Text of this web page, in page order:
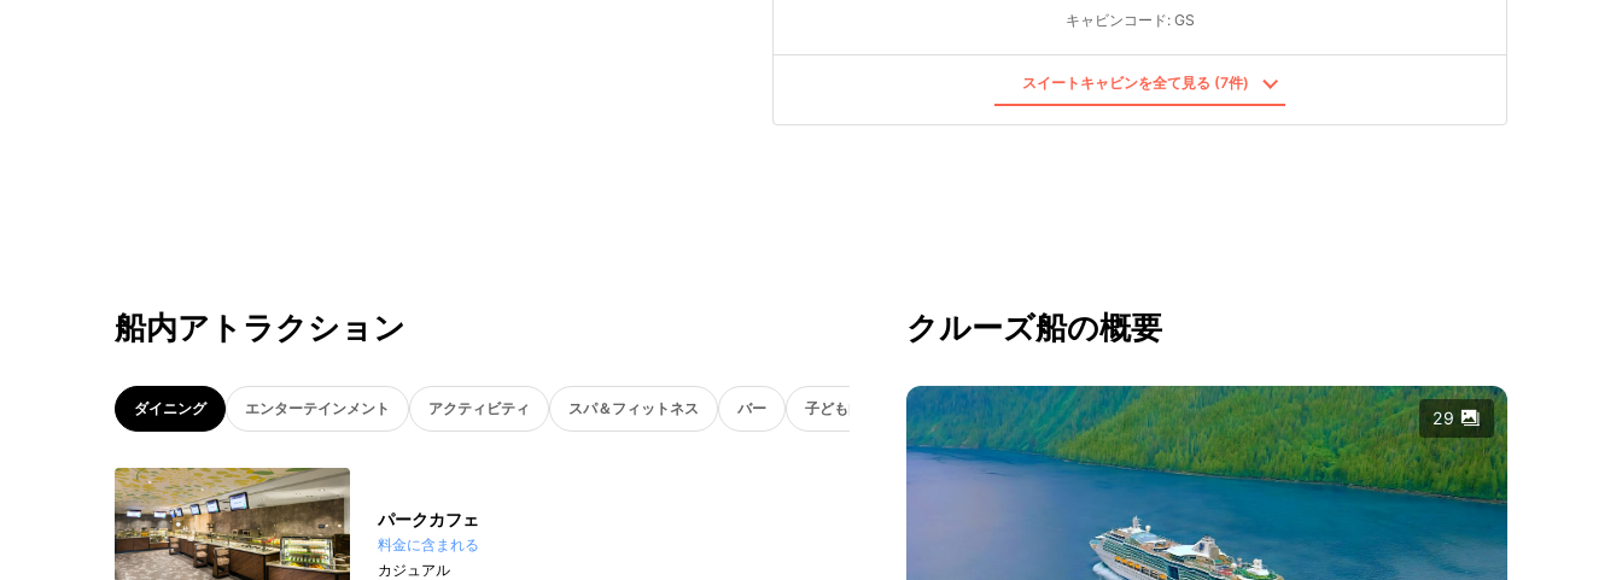
キャビンコード: GS
スイートキャビンを全て見る (7件)
船内アトラクション
ダイニング エンターテインメント アクティビティ スパ＆フィットネス バー 子ども向け
パークカフェ
料金に含まれる
カジュアル
クルーズ船の概要
29